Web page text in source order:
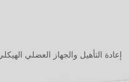
إعادة التأهيل والجهاز العضلي